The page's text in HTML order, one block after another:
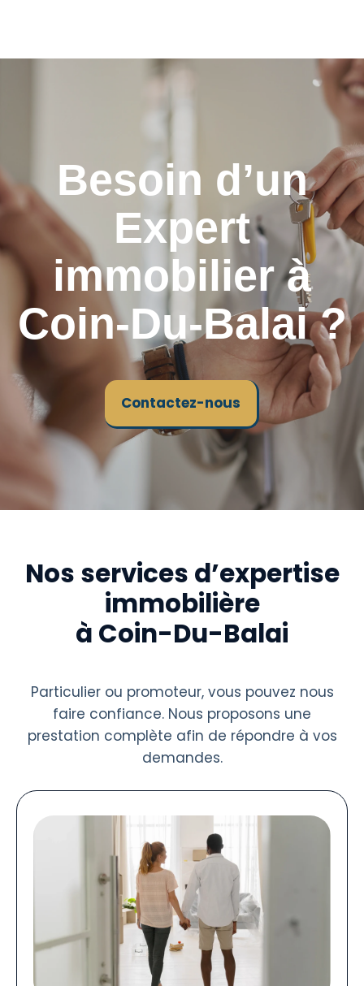
Besoin d’un
Expert
immobilier à
Coin-Du-Balai ?
Contactez-nous
Nos services d’expertise
immobilière
à Coin-Du-Balai
Particulier ou promoteur, vous pouvez nous
faire confiance. Nous proposons une
prestation complète afin de répondre à vos
demandes.